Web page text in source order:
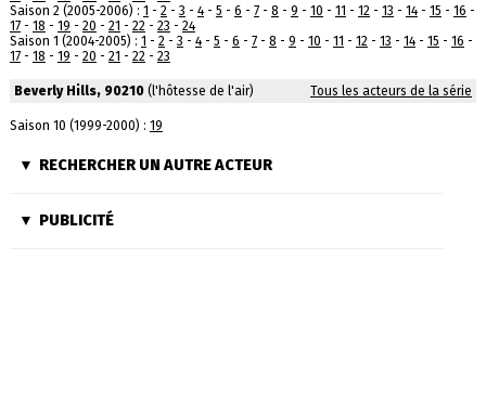
Saison 2 (2005-2006) : 1 - 2- 3 - 4- 5 - 6 - 7- 8 - 9 - 10 - 11 - 12- 13 - 14- 15 - 16 -
17- 18 - 19 - 20 - 21 - 22- 23 - 24
Saison 1 (2004-2005) : 1 - 2- 3 - 4- 5 - 6 - 7- 8 - 9 - 10 - 11 - 12- 13 - 14- 15 - 16 -
17- 18 - 19 - 20 - 21 - 22- 23
Beverly Hills, 90210(l'hôtesse de l'air) Tous les acteurs de la série
Saison 10 (1999-2000) : 19
RECHERCHER UN AUTRE ACTEUR
PUBLICITÉ